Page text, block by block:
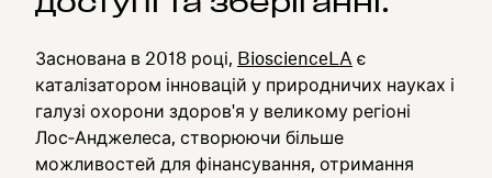
Заснована в 2018 році, BioscienceLA є
каталізатором інновацій у природничих науках і
галузі охорони здоров'я у великому регіоні
Лос‑Анджелеса, створюючи більше
можливостей для фінансування, отримання